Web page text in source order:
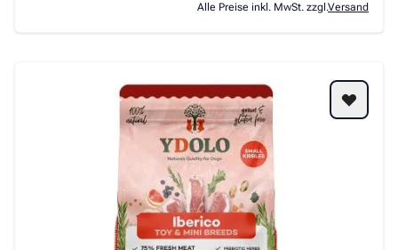
Alle Preise inkl. MwSt. zzgl.Versand